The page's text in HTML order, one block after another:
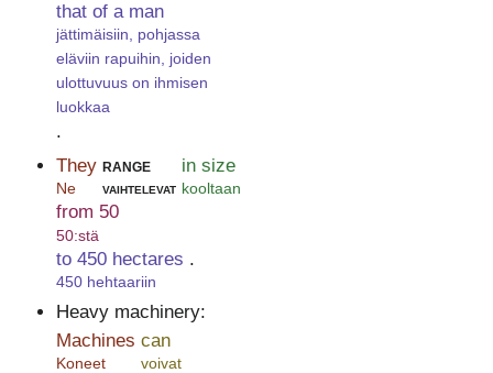
that of a man
jättimäisiin, pohjassa
eläviin rapuihin, joiden
ulottuvuus on ihmisen
luokkaa
.
They
Ne
range
vaihtelevat
in size
kooltaan
from 50
50:stä
to 450 hectares
450 hehtaariin
.
Heavy machinery:
Machines
Koneet
can
voivat